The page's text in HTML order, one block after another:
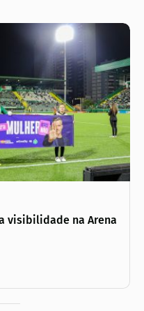
visibilidade na Arena